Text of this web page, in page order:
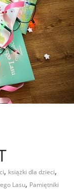
, książki dla dzieci,
Lasu, Pamiętniki